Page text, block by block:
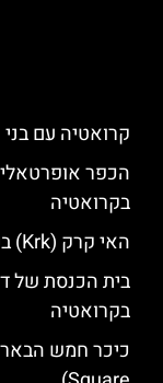
קרואטיה עם
בקרואטיה
האי קרק (Krk) בקרואטיה- כל מה שצריך לדעת
בקרואטיה